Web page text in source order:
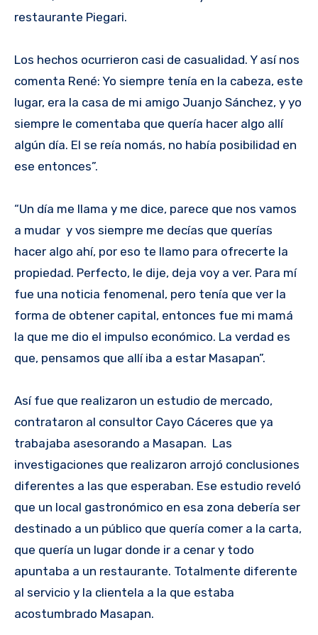
restaurante Piegari.
Los hechos ocurrieron casi de casualidad. Y así nos
comenta René: Yo siempre tenía en la cabeza, este
lugar, era la casa de mi amigo Juanjo Sánchez, y yo
siempre le comentaba que quería hacer algo allí
algún día. El se reía nomás, no había posibilidad en
ese entonces”.
“Un día me llama y me dice, parece que nos vamos
a mudar y vos siempre me decías que querías
hacer algo ahí, por eso te llamo para ofrecerte la
propiedad. Perfecto, le dije, deja voy a ver. Para mí
fue una noticia fenomenal, pero tenía que ver la
forma de obtener capital, entonces fue mi mamá
la que me dio el impulso económico. La verdad es
que, pensamos que allí iba a estar Masapan”.
Así fue que realizaron un estudio de mercado,
contrataron al consultor Cayo Cáceres que ya
trabajaba asesorando a Masapan. Las
investigaciones que realizaron arrojó conclusiones
diferentes a las que esperaban. Ese estudio reveló
que un local gastronómico en esa zona debería ser
destinado a un público que quería comer a la carta,
que quería un lugar donde ir a cenar y todo
apuntaba a un restaurante. Totalmente diferente
al servicio y la clientela a la que estaba
acostumbrado Masapan.